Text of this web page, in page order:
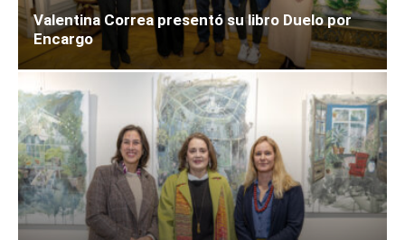
Valentina Correa presentó su libro Duelo por
Encargo